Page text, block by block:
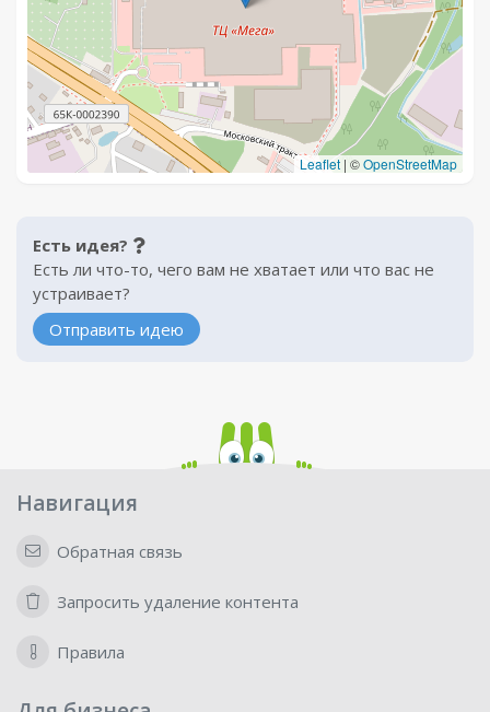
Leaflet | ©OpenStreetMap
Есть идея?
Есть ли что-то, чего вам не хватает или что вас не
устраивает?
Отправить идею
Навигация
Обратная связь
Запросить удаление контента
Правила